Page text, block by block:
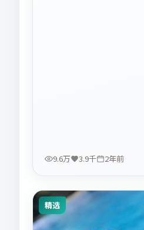
9.6万 3.9千 2年前
精选